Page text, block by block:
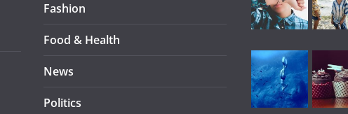
Fashion
Food & Health
News
Politics